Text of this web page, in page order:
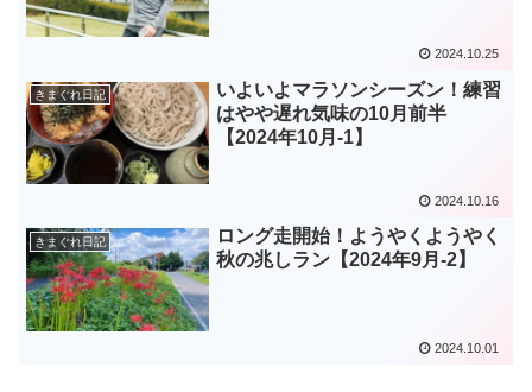
2024.10.25
きまぐれ日記
いよいよマラソンシーズン！練習
はやや遅れ気味の10月前半
【2024年10月-1】
2024.10.16
きまぐれ日記
ロング走開始！ようやくようやく
秋の兆しラン【2024年9月-2】
2024.10.01